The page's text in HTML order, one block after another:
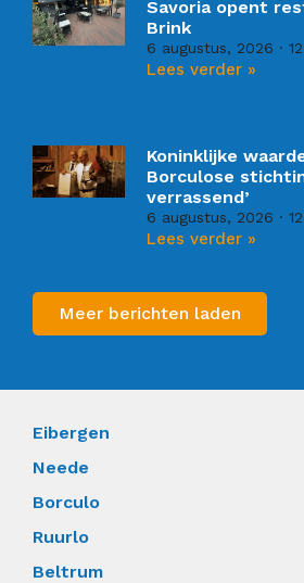
Savoria opent
Brink
6 augustus, 2026
Lees verder »
Koninklijke
Borculose
verrassend’
6 augustus, 2026
Lees verder »
Meer berichten laden
Eibergen
Neede
Borculo
Ruurlo
Beltrum